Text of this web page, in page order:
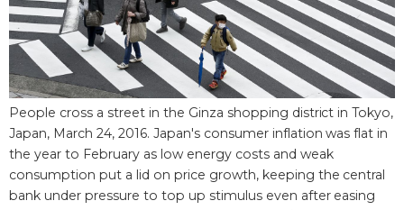
Политика
Экономика
Общество
Культура
Японский калейдоскоп
Семья
Еда и напитки
People cross a street in the Ginza shopping district in Tokyo,
Japan, March 24, 2016. Japan's consumer inflation was flat in
the year to February as low energy costs and weak
consumption put a lid on price growth, keeping the central
bank under pressure to top up stimulus even after easing